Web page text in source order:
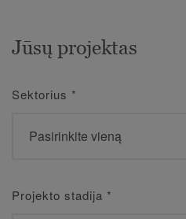
Jūsų projektas
Sektorius *
Projekto stadija *